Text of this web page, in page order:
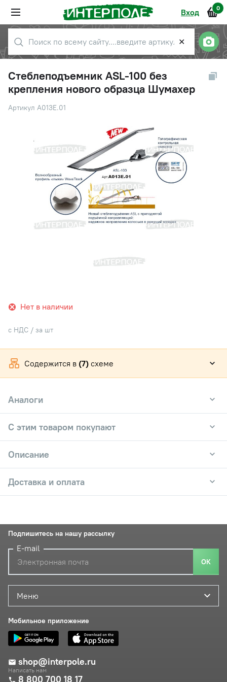
Вход 0
✕
Стеблеподъемник ASL-100 без
крепления нового образца Шумахер
Артикул A013E.01
Нет в наличии
с НДС / за шт
Содержится в (7) схеме
Аналоги
С этим товаром покупают
Описание
Доставка и оплата
Меню
Мобильное приложение
shop@interpole.ru
Написать нам
8 800 700 18 17
Подпишитесь на нашу рассылку
E-mail
ОК